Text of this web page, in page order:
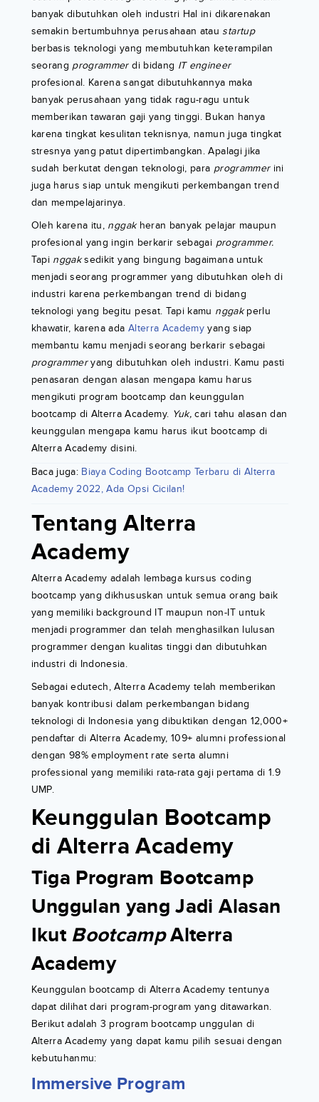
banyak dibutuhkan oleh industri Hal ini dikarenakan
semakin bertumbuhnya perusahaan atau startup
berbasis teknologi yang membutuhkan keterampilan
seorang programmerdi bidang IT engineer
profesional. Karena sangat dibutuhkannya maka
banyak perusahaan yang tidak ragu-ragu untuk
memberikan tawaran gaji yang tinggi. Bukan hanya
karena tingkat kesulitan teknisnya, namun juga tingkat
stresnya yang patut dipertimbangkan. Apalagi jika
sudah berkutat dengan teknologi, para programmerini
juga harus siap untuk mengikuti perkembangan trend
dan mempelajarinya.
Oleh karena itu, nggakheran banyak pelajar maupun
profesional yang ingin berkarir sebagai programmer.
Tapi nggaksedikit yang bingung bagaimana untuk
menjadi seorang programmer yang dibutuhkan oleh di
industri karena perkembangan trend di bidang
teknologi yang begitu pesat. Tapi kamu nggakperlu
khawatir, karena ada Alterra Academy yang siap
membantu kamu menjadi seorang berkarir sebagai
programmeryang dibutuhkan oleh industri. Kamu pasti
penasaran dengan alasan mengapa kamu harus
mengikuti program bootcamp dan keunggulan
bootcamp di Alterra Academy. Yuk, cari tahu alasan dan
keunggulan mengapa kamu harus ikut bootcamp di
Alterra Academy disini.
Baca juga: Biaya Coding Bootcamp Terbaru di Alterra
Academy 2022, Ada Opsi Cicilan!
Tentang Alterra
Academy
Alterra Academy adalah lembaga kursus coding
bootcamp yang dikhususkan untuk semua orang baik
yang memiliki background IT maupun non-IT untuk
menjadi programmer dan telah menghasilkan lulusan
programmer dengan kualitas tinggi dan dibutuhkan
industri di Indonesia.
Sebagai edutech, Alterra Academy telah memberikan
banyak kontribusi dalam perkembangan bidang
teknologi di Indonesia yang dibuktikan dengan 12,000+
pendaftar di Alterra Academy, 109+ alumni professional
dengan 98% employment rate serta alumni
professional yang memiliki rata-rata gaji pertama di 1.9
UMP.
Keunggulan Bootcamp
di Alterra Academy
Tiga Program Bootcamp
Unggulan yang Jadi Alasan
Ikut Bootcamp Alterra
Academy
Keunggulan bootcamp di Alterra Academy tentunya
dapat dilihat dari program-program yang ditawarkan.
Berikut adalah 3 program bootcamp unggulan di
Alterra Academy yang dapat kamu pilih sesuai dengan
kebutuhanmu:
Immersive Program